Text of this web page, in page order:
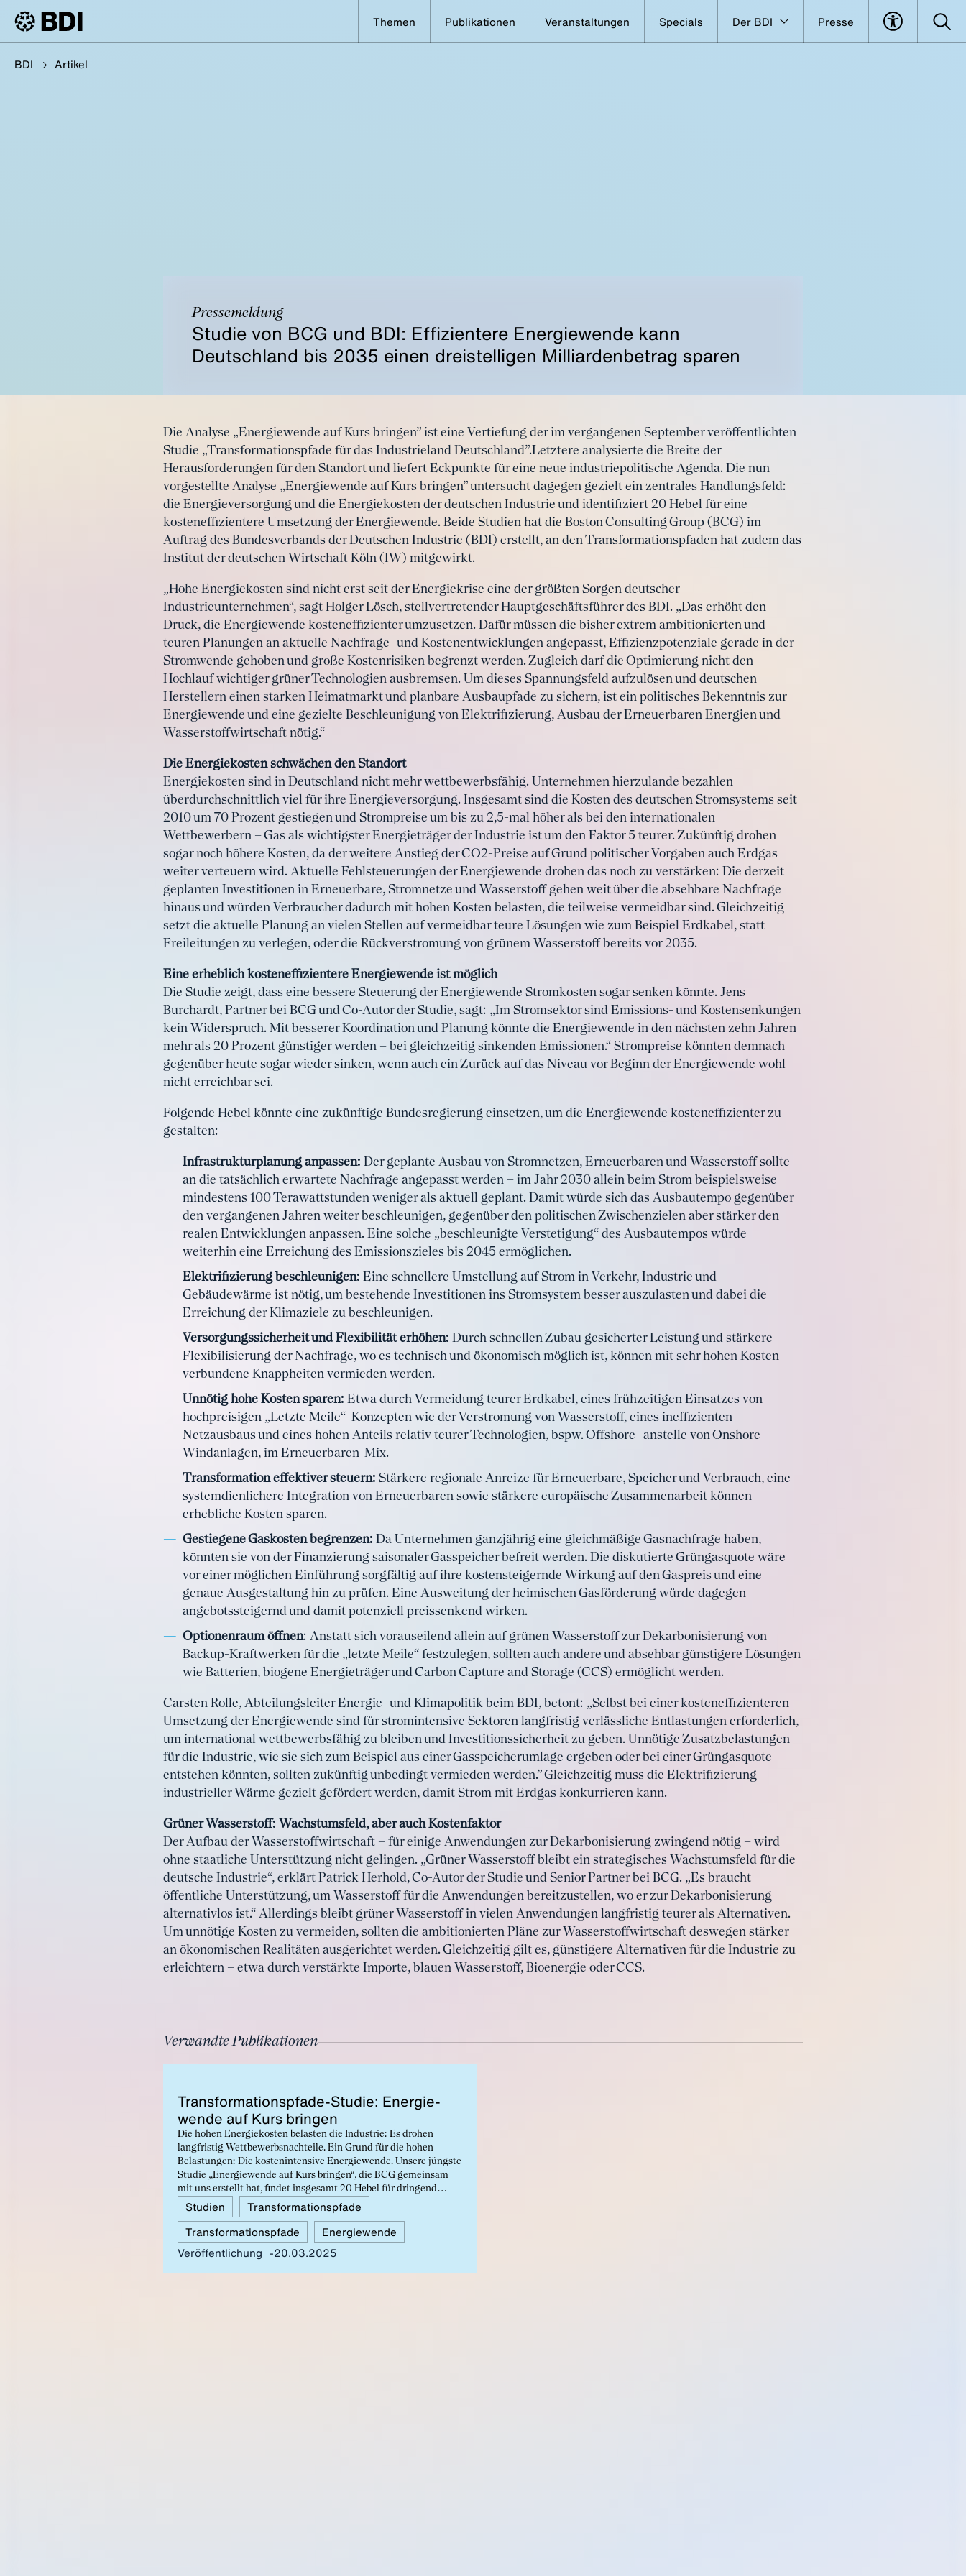
Themen Publikationen Veranstaltungen Specials Der BDI Presse
BDI Artikel
Pressemeldung
Studie von BCG und BDI: Effizientere Energiewende kann
Deutschland bis 2035 einen dreistelligen Milliardenbetrag sparen
Die Analyse „Energiewende auf Kurs bringen” ist eine Vertiefung der im vergangenen September veröffentlichten
Studie „Transformationspfade für das Industrieland Deutschland”.Letztere analysierte die Breite der
Herausforderungen für den Standort und liefert Eckpunkte für eine neue industriepolitische Agenda. Die nun
vorgestellte Analyse „Energiewende auf Kurs bringen” untersucht dagegen gezielt ein zentrales Handlungsfeld:
die Energieversorgung und die Energiekosten der deutschen Industrie und identifiziert 20 Hebel für eine
kosteneffizientere Umsetzung der Energiewende. Beide Studien hat die Boston Consulting Group (BCG) im
Auftrag des Bundesverbands der Deutschen Industrie (BDI) erstellt, an den Transformationspfaden hat zudem das
Institut der deutschen Wirtschaft Köln (IW) mitgewirkt.
„Hohe Energiekosten sind nicht erst seit der Energiekrise eine der größten Sorgen deutscher
Industrieunternehmen“, sagt Holger Lösch, stellvertretender Hauptgeschäftsführer des BDI. „Das erhöht den
Druck, die Energiewende kosteneffizienter umzusetzen. Dafür müssen die bisher extrem ambitionierten und
teuren Planungen an aktuelle Nachfrage- und Kostenentwicklungen angepasst, Effizienzpotenziale gerade in der
Stromwende gehoben und große Kostenrisiken begrenzt werden. Zugleich darf die Optimierung nicht den
Hochlauf wichtiger grüner Technologien ausbremsen. Um dieses Spannungsfeld aufzulösen und deutschen
Herstellern einen starken Heimatmarkt und planbare Ausbaupfade zu sichern, ist ein politisches Bekenntnis zur
Energiewende und eine gezielte Beschleunigung von Elektrifizierung, Ausbau der Erneuerbaren Energien und
Wasserstoffwirtschaft nötig.“
Die Energiekosten schwächen den Standort
Energiekosten sind in Deutschland nicht mehr wettbewerbsfähig. Unternehmen hierzulande bezahlen
überdurchschnittlich viel für ihre Energieversorgung. Insgesamt sind die Kosten des deutschen Stromsystems seit
2010 um 70 Prozent gestiegen und Strompreise um bis zu 2,5-mal höher als bei den internationalen
Wettbewerbern – Gas als wichtigster Energieträger der Industrie ist um den Faktor 5 teurer. Zukünftig drohen
sogar noch höhere Kosten, da der weitere Anstieg der CO2-Preise auf Grund politischer Vorgaben auch Erdgas
weiter verteuern wird. Aktuelle Fehlsteuerungen der Energiewende drohen das noch zu verstärken: Die derzeit
geplanten Investitionen in Erneuerbare, Stromnetze und Wasserstoff gehen weit über die absehbare Nachfrage
hinaus und würden Verbraucher dadurch mit hohen Kosten belasten, die teilweise vermeidbar sind. Gleichzeitig
setzt die aktuelle Planung an vielen Stellen auf vermeidbar teure Lösungen wie zum Beispiel Erdkabel, statt
Freileitungen zu verlegen, oder die Rückverstromung von grünem Wasserstoff bereits vor 2035.
Eine erheblich kosteneffizientere Energiewende ist möglich
Die Studie zeigt, dass eine bessere Steuerung der Energiewende Stromkosten sogar senken könnte. Jens
Burchardt, Partner bei BCG und Co-Autor der Studie, sagt: „Im Stromsektor sind Emissions- und Kostensenkungen
kein Widerspruch. Mit besserer Koordination und Planung könnte die Energiewende in den nächsten zehn Jahren
mehr als 20 Prozent günstiger werden – bei gleichzeitig sinkenden Emissionen.“ Strompreise könnten demnach
gegenüber heute sogar wieder sinken, wenn auch ein Zurück auf das Niveau vor Beginn der Energiewende wohl
nicht erreichbar sei.
Folgende Hebel könnte eine zukünftige Bundesregierung einsetzen, um die Energiewende kosteneffizienter zu
gestalten:
Infrastrukturplanung anpassen: Der geplante Ausbau von Stromnetzen, Erneuerbaren und Wasserstoff sollte
an die tatsächlich erwartete Nachfrage angepasst werden – im Jahr 2030 allein beim Strom beispielsweise
mindestens 100 Terawattstunden weniger als aktuell geplant. Damit würde sich das Ausbautempo gegenüber
den vergangenen Jahren weiter beschleunigen, gegenüber den politischen Zwischenzielen aber stärker den
realen Entwicklungen anpassen. Eine solche „beschleunigte Verstetigung“ des Ausbautempos würde
weiterhin eine Erreichung des Emissionszieles bis 2045 ermöglichen.
Elektrifizierung beschleunigen: Eine schnellere Umstellung auf Strom in Verkehr, Industrie und
Gebäudewärme ist nötig, um bestehende Investitionen ins Stromsystem besser auszulasten und dabei die
Erreichung der Klimaziele zu beschleunigen.
Versorgungssicherheit und Flexibilität erhöhen: Durch schnellen Zubau gesicherter Leistung und stärkere
Flexibilisierung der Nachfrage, wo es technisch und ökonomisch möglich ist, können mit sehr hohen Kosten
verbundene Knappheiten vermieden werden.
Unnötig hohe Kosten sparen: Etwa durch Vermeidung teurer Erdkabel, eines frühzeitigen Einsatzes von
hochpreisigen „Letzte Meile“-Konzepten wie der Verstromung von Wasserstoff, eines ineffizienten
Netzausbaus und eines hohen Anteils relativ teurer Technologien, bspw. Offshore- anstelle von Onshore-
Windanlagen, im Erneuerbaren-Mix.
Transformation effektiver steuern: Stärkere regionale Anreize für Erneuerbare, Speicher und Verbrauch, eine
systemdienlichere Integration von Erneuerbaren sowie stärkere europäische Zusammenarbeit können
erhebliche Kosten sparen.
Gestiegene Gaskosten begrenzen: Da Unternehmen ganzjährig eine gleichmäßige Gasnachfrage haben,
könnten sie von der Finanzierung saisonaler Gasspeicher befreit werden. Die diskutierte Grüngasquote wäre
vor einer möglichen Einführung sorgfältig auf ihre kostensteigernde Wirkung auf den Gaspreis und eine
genaue Ausgestaltung hin zu prüfen. Eine Ausweitung der heimischen Gasförderung würde dagegen
angebotssteigernd und damit potenziell preissenkend wirken.
Optionenraum öffnen: Anstatt sich vorauseilend allein auf grünen Wasserstoff zur Dekarbonisierung von
Backup-Kraftwerken für die „letzte Meile“ festzulegen, sollten auch andere und absehbar günstigere Lösungen
wie Batterien, biogene Energieträger und Carbon Capture and Storage (CCS) ermöglicht werden.
Carsten Rolle, Abteilungsleiter Energie- und Klimapolitik beim BDI, betont: „Selbst bei einer kosteneffizienteren
Umsetzung der Energiewende sind für stromintensive Sektoren langfristig verlässliche Entlastungen erforderlich,
um international wettbewerbsfähig zu bleiben und Investitionssicherheit zu geben. Unnötige Zusatzbelastungen
für die Industrie, wie sie sich zum Beispiel aus einer Gasspeicherumlage ergeben oder bei einer Grüngasquote
entstehen könnten, sollten zukünftig unbedingt vermieden werden.” Gleichzeitig muss die Elektrifizierung
industrieller Wärme gezielt gefördert werden, damit Strom mit Erdgas konkurrieren kann.
Grüner Wasserstoff: Wachstumsfeld, aber auch Kostenfaktor
Der Aufbau der Wasserstoffwirtschaft – für einige Anwendungen zur Dekarbonisierung zwingend nötig – wird
ohne staatliche Unterstützung nicht gelingen. „Grüner Wasserstoff bleibt ein strategisches Wachstumsfeld für die
deutsche Industrie“, erklärt Patrick Herhold, Co-Autor der Studie und Senior Partner bei BCG. „Es braucht
öffentliche Unterstützung, um Wasserstoff für die Anwendungen bereitzustellen, wo er zur Dekarbonisierung
alternativlos ist.“ Allerdings bleibt grüner Wasserstoff in vielen Anwendungen langfristig teurer als Alternativen.
Um unnötige Kosten zu vermeiden, sollten die ambitionierten Pläne zur Wasserstoffwirtschaft deswegen stärker
an ökonomischen Realitäten ausgerichtet werden. Gleichzeitig gilt es, günstigere Alternativen für die Industrie zu
erleichtern – etwa durch verstärkte Importe, blauen Wasserstoff, Bioenergie oder CCS.
Verwandte Publikationen
Trans­for­ma­ti­ons­pfa­de-Stu­die: En­er­gie­
wen­de auf Kurs brin­gen
Die hohen Energiekosten belasten die Industrie: Es drohen
langfristig Wettbewerbsnachteile. Ein Grund für die hohen
Belastungen: Die kostenintensive Energiewende. Unsere jüngste
Studie „Energiewende auf Kurs bringen“, die BCG gemeinsam
mit uns erstellt hat, findet insgesamt 20 Hebel für dringend
notwendige strukturelle Reformen.
Studien
Transformationspfade
Transformationspfade
Energiewende
Veröffentlichung
20.03.2025